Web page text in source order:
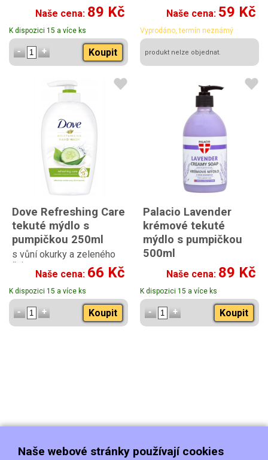
Naše cena: 89 Kč
K dispozici 15 a více ks
Koupit
Naše cena: 59 Kč
Vyprodáno, termín neznámý
produkt nelze objednat.
Dove Refreshing Care
tekuté mýdlo s
pumpičkou 250ml
s vůní okurky a zeleného
čaje
Naše cena: 66 Kč
K dispozici 15 a více ks
Koupit
Palacio Lavender
krémové tekuté
mýdlo s pumpičkou
500ml
Naše cena: 89 Kč
K dispozici 15 a více ks
Koupit
Naše webové stránky používají cookies